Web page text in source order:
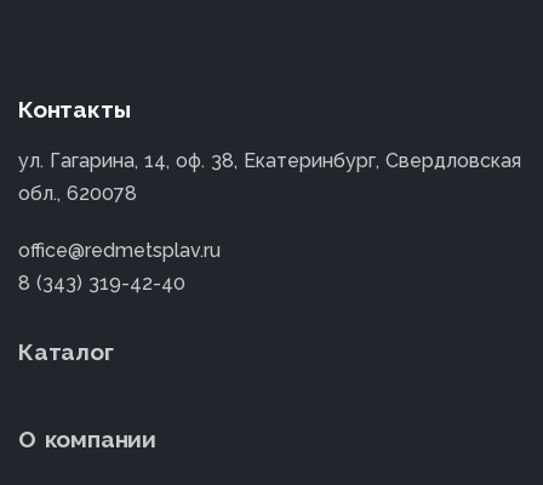
Контакты
ул. Гагарина, 14, оф. 38, Екатеринбург, Свердловская
обл., 620078
office@redmetsplav.ru
8 (343) 319-42-40
Каталог
О компании